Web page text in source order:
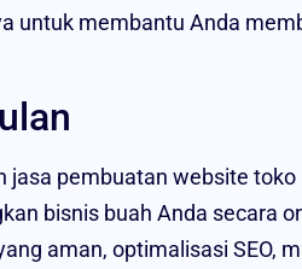
untuk membantu Anda
jasa pembuatan website
bisnis buah Anda secara
aman, optimalisasi SEO,